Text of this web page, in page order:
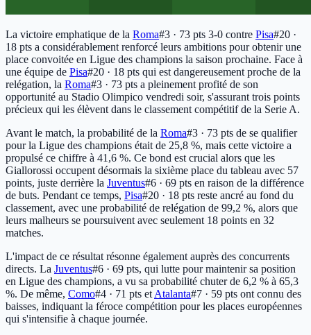
La victoire emphatique de la Roma#3 · 73 pts 3-0 contre Pisa#20 ·
18 pts a considérablement renforcé leurs ambitions pour obtenir une
place convoitée en Ligue des champions la saison prochaine. Face à
une équipe de Pisa#20 · 18 pts qui est dangereusement proche de la
relégation, la Roma#3 · 73 pts a pleinement profité de son
opportunité au Stadio Olimpico vendredi soir, s'assurant trois points
précieux qui les élèvent dans le classement compétitif de la Serie A.
Avant le match, la probabilité de la Roma#3 · 73 pts de se qualifier
pour la Ligue des champions était de 25,8 %, mais cette victoire a
propulsé ce chiffre à 41,6 %. Ce bond est crucial alors que les
Giallorossi occupent désormais la sixième place du tableau avec 57
points, juste derrière la Juventus#6 · 69 pts en raison de la différence
de buts. Pendant ce temps, Pisa#20 · 18 pts reste ancré au fond du
classement, avec une probabilité de relégation de 99,2 %, alors que
leurs malheurs se poursuivent avec seulement 18 points en 32
matches.
L'impact de ce résultat résonne également auprès des concurrents
directs. La Juventus#6 · 69 pts, qui lutte pour maintenir sa position
en Ligue des champions, a vu sa probabilité chuter de 6,2 % à 65,3
%. De même, Como#4 · 71 pts et Atalanta#7 · 59 pts ont connu des
baisses, indiquant la féroce compétition pour les places européennes
qui s'intensifie à chaque journée.